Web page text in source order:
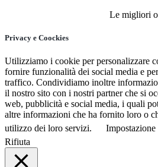
Le migliori
Privacy e Coockies
Utilizziamo i cookie per personalizzare
fornire funzionalità dei social media e
traffico. Condividiamo inoltre
il nostro sito con i nostri partner che si
web, pubblicità e social media, i quali
altre informazioni che ha fornito loro o
utilizzo dei loro servizi.
Rifiuta